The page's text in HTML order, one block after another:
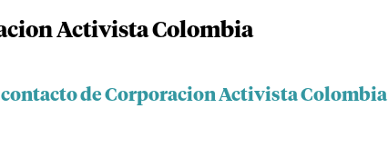
Activista Colombia
contacto de Corporacion Activista Colombia